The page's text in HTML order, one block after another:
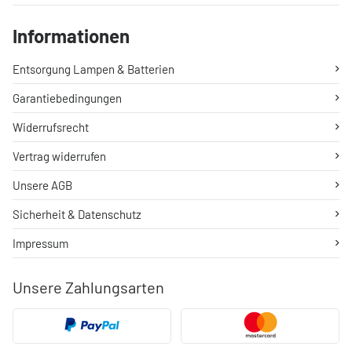
Unsere Zahlungsarten
Informationen
Entsorgung Lampen & Batterien
Garantiebedingungen
Widerrufsrecht
Vertrag widerrufen
Unsere AGB
Sicherheit & Datenschutz
Impressum